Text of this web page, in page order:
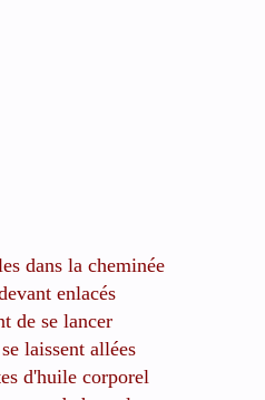
dans la cheminée
enlacés
de se lancer
laissent allées
d'huile corporel